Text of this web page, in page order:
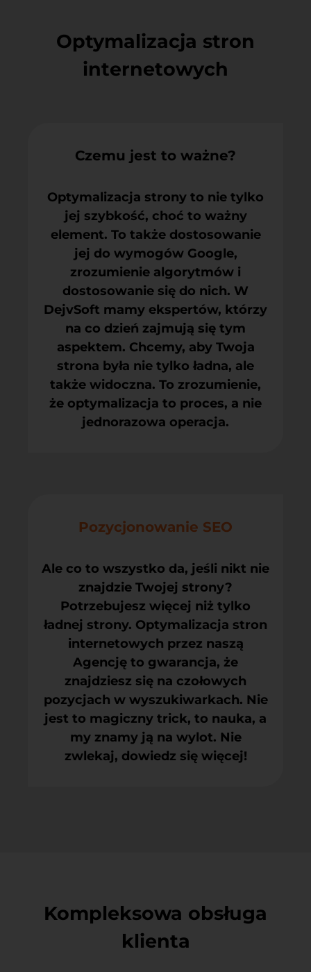
Optymalizacja stron
internetowych
Czemu jest to ważne?
Optymalizacja strony to nie tylko
jej szybkość, choć to ważny
element. To także dostosowanie
jej do wymogów Google,
zrozumienie algorytmów i
dostosowanie się do nich. W
DejvSoft mamy ekspertów, którzy
na co dzień zajmują się tym
aspektem. Chcemy, aby Twoja
strona była nie tylko ładna, ale
także widoczna. To zrozumienie,
że optymalizacja to proces, a nie
jednorazowa operacja.
Pozycjonowanie SEO
Ale co to wszystko da, jeśli nikt nie
znajdzie Twojej strony?
Potrzebujesz więcej niż tylko
ładnej strony. Optymalizacja stron
internetowych przez naszą
Agencję to gwarancja, że
znajdziesz się na czołowych
pozycjach w wyszukiwarkach. Nie
jest to magiczny trick, to nauka, a
my znamy ją na wylot. Nie
zwlekaj, dowiedz się więcej!
Kompleksowa obsługa
klienta